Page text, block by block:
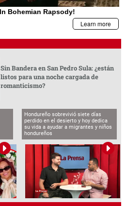
Sin Bandera en San Pedro Sula: ¿están
listos para una noche cargada de
romanticismo?
Hondureño sobrevivió siete días
perdido en el desierto y hoy dedica
su vida a ayudar a migrantes y niños
hondureños